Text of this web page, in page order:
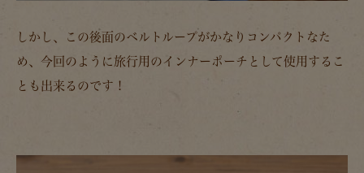
しかし、この後面のベルトループがかなりコンパクトなた
め、今回のように旅行用のインナーポーチとして使用するこ
とも出来るのです！